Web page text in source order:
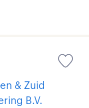
& Zuid
B.V.